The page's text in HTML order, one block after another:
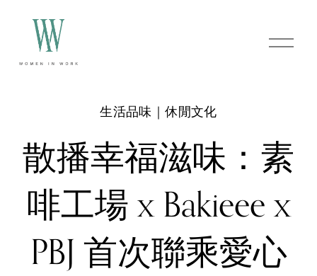
O
p
散播幸福滋味：素
啡工場 x Bakieee x
PBJ 首次聯乘愛心
生活品味｜休閒文化